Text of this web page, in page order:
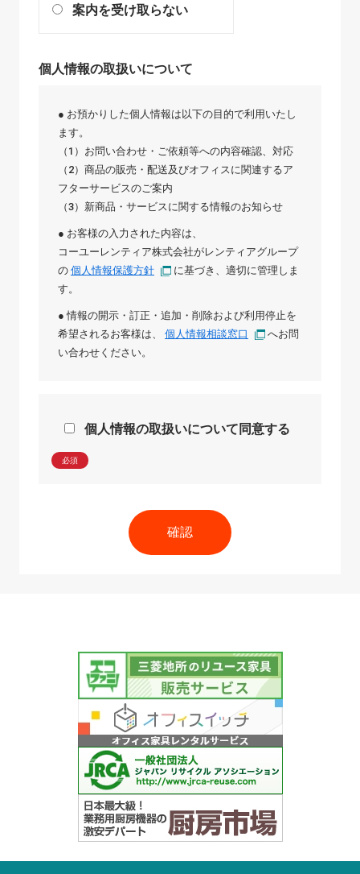
案内を受け取らない
個人情報の取扱いについて
● お預かりした個人情報は以下の目的で利用いたし
ます。
（1）お問い合わせ・ご依頼等への内容確認、対応
（2）商品の販売・配送及びオフィスに関連するア
フターサービスのご案内
（3）新商品・サービスに関する情報のお知らせ
● お客様の入力された内容は、
コーユーレンティア株式会社がレンティアグループ
の 個人情報保護方針
に基づき、適切に管理しま
す。
● 情報の開示・訂正・追加・削除および利用停止を
希望されるお客様は、 個人情報相談窓口
へお問
い合わせください。
個人情報の取扱いについて同意する
必須